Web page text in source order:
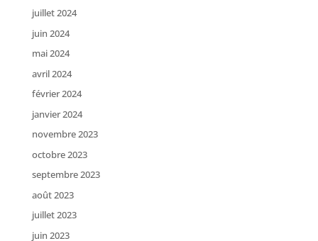
juillet 2024
juin 2024
mai 2024
avril 2024
février 2024
janvier 2024
novembre 2023
octobre 2023
septembre 2023
août 2023
juillet 2023
juin 2023